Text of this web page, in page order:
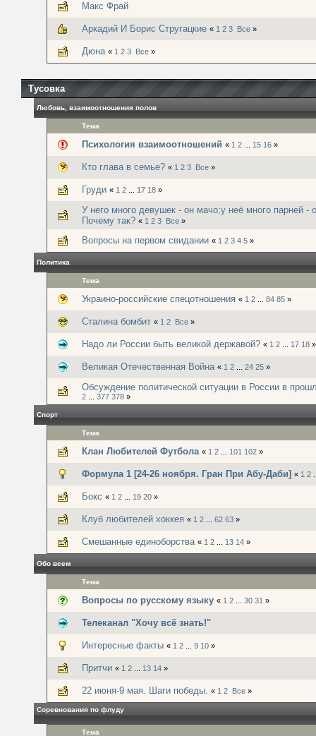
Макс Фрай
Аркадий И Борис Стругацкие « 1 2 3 Все »
Дюна « 1 2 3 Все »
Тусовка
Любовь, взаимоотношения полов
Тема
Психология взаимоотношений « 1 2 15 16 »
Кто глава в семье? « 1 2 3 Все »
Груди « 1 2 17 18 »
У него много девушек - он мачо;у неё много парней -
Почему так? « 1 2 3 Все »
Вопросы на первом свидании « 1 2 3 4 5 »
Политика
Тема
Украино-российские спецотношения « 1 2 84 85 »
Сталина бомбит « 1 2 Все »
Надо ли России быть великой державой? « 1 2 17 18 »
Великая Отечественная Война « 1 2 24 25 »
Обсуждение политической ситуации в России в
2 377 378 »
Спорт
Тема
Клан Любителей Футбола « 1 2 101 102 »
Формула 1 [24-26 ноября. Гран При Абу-Даби] « 1 2
Бокс « 1 2 19 20 »
Клуб любителей хоккея « 1 2 62 63 »
Смешанные единоборства « 1 2 13 14 »
Обо всем
Тема
Вопросы по русскому языку « 1 2 30 31 »
Телеканал "Хочу всё знать!"
Интересные факты « 1 2 9 10 »
Притчи « 1 2 13 14 »
22 июня-9 мая. Шаги победы. « 1 2 Все »
Соревнования по флуду
Тема